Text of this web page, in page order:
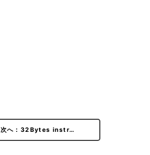
次へ：32Bytes instr…